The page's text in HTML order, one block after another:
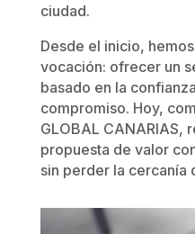
ciudad.
Desde el inicio,
vocación: ofrecer un
basado en la
compromiso. Hoy,
GLOBAL CANARIAS,
propuesta de valor
sin perder la cercanía